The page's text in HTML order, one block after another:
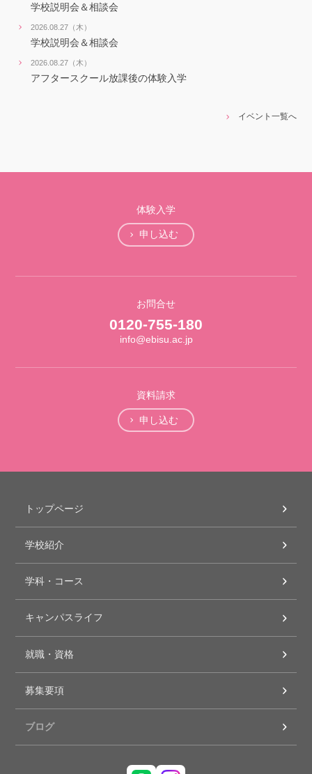
学校説明会＆相談会
2026.08.27（木）
学校説明会＆相談会
2026.08.27（木）
アフタースクール放課後の体験入学
イベント一覧へ
体験入学
申し込む
お問合せ
0120-755-180
info@ebisu.ac.jp
資料請求
申し込む
トップページ
学校紹介
学科・コース
キャンパスライフ
就職・資格
募集要項
ブログ